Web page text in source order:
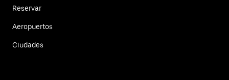
Reservar
Aeropuertos
Ciudades